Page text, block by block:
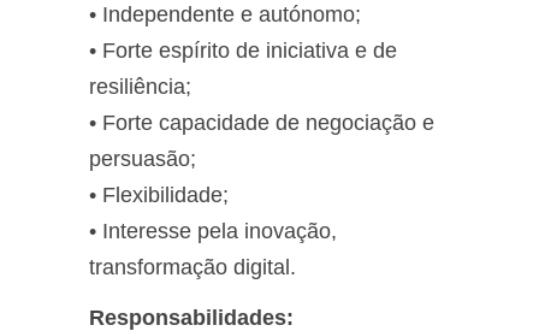
• Independente e autónomo;
• Forte espírito de iniciativa e de
resiliência;
• Forte capacidade de negociação e
persuasão;
• Flexibilidade;
• Interesse pela inovação,
transformação digital.
Responsabilidades: